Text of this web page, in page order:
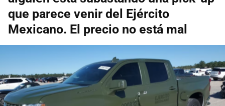
que parece venir del Ejército
Mexicano. El precio no está mal